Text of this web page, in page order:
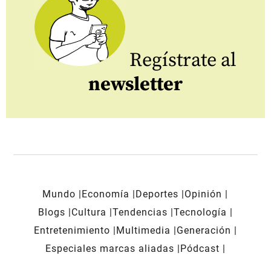
Regístrate al
newsletter
Mundo Economía Deportes
Opinión
Blogs
Cultura Tendencias Tecnología
Entretenimiento
Multimedia
Generación
Especiales marcas aliadas
Pódcast